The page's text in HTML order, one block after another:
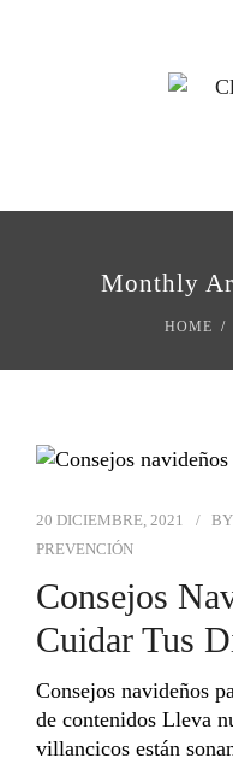
Monthly
HOME
20 DICIEMBRE, 2021 BY
PREVENCIÓN
Consejos
Cuidar Tus
Consejos navideños
de contenidos Lleva
villancicos están